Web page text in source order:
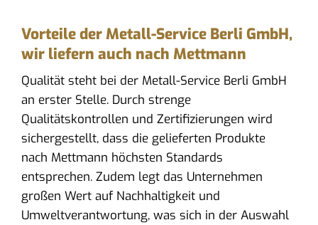
Vorteile der Metall-Service Berli GmbH,
wir liefern auch nach Mettmann
Qualität steht bei der Metall-Service Berli GmbH
an erster Stelle. Durch strenge
Qualitätskontrollen und Zertifizierungen wird
sichergestellt, dass die gelieferten Produkte
nach Mettmann höchsten Standards
entsprechen. Zudem legt das Unternehmen
großen Wert auf Nachhaltigkeit und
Umweltverantwortung, was sich in der Auswahl